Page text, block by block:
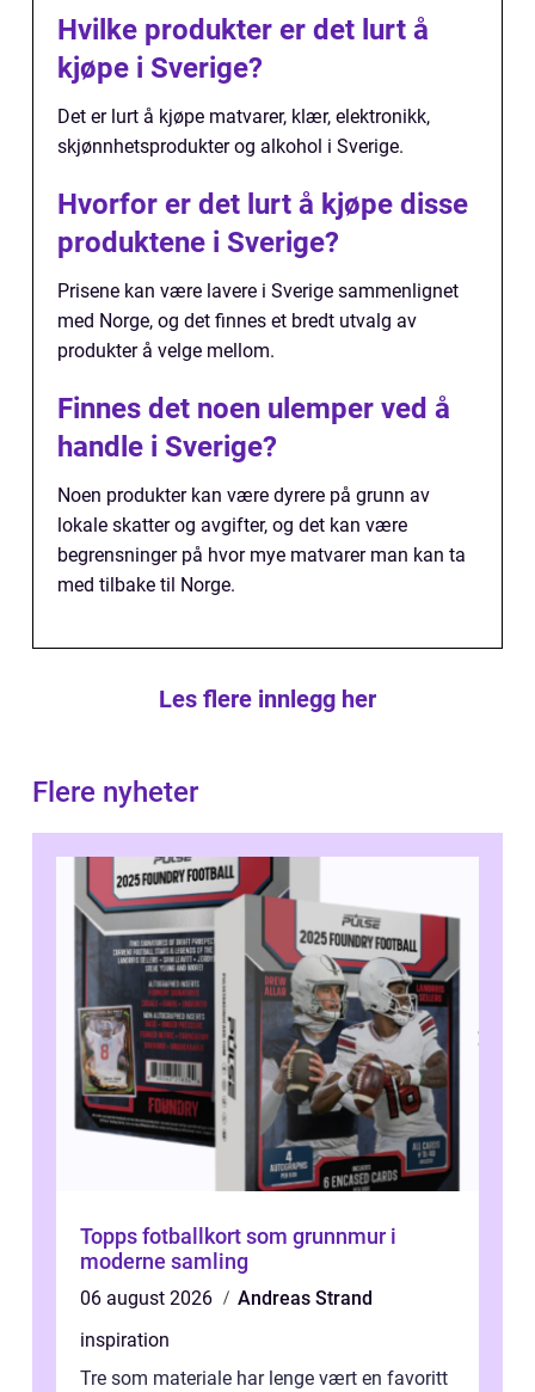
Hvilke produkter er det lurt å
kjøpe i Sverige?
Det er lurt å kjøpe matvarer, klær, elektronikk,
skjønnhetsprodukter og alkohol i Sverige.
Hvorfor er det lurt å kjøpe disse
produktene i Sverige?
Prisene kan være lavere i Sverige sammenlignet
med Norge, og det finnes et bredt utvalg av
produkter å velge mellom.
Finnes det noen ulemper ved å
handle i Sverige?
Noen produkter kan være dyrere på grunn av
lokale skatter og avgifter, og det kan være
begrensninger på hvor mye matvarer man kan ta
med tilbake til Norge.
Les flere innlegg her
Flere nyheter
Topps fotballkort som grunnmur i
moderne samling
06 august 2026
Andreas Strand
inspiration
Tre som materiale har lenge vært en favoritt